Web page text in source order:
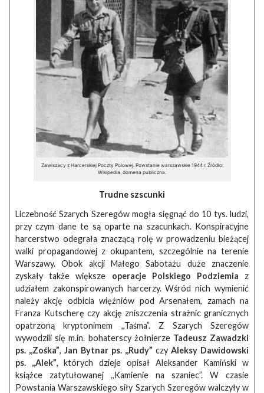
Zawiszacy z Harcerskiej Poczty Polowej. Powstanie warszawskie 1944 r. Źródło:
Wikipedia, domena publiczna.
Trudne szscunki
Liczebność Szarych Szeregów mogła sięgnąć do 10 tys. ludzi,
przy czym dane te są oparte na szacunkach. Konspiracyjne
harcerstwo odegrała znaczącą rolę w prowadzeniu bieżącej
walki propagandowej z okupantem, szczególnie na terenie
Warszawy. Obok akcji Małego Sabotażu duże znaczenie
zyskały także większe operacje Polskiego Podziemia z
udziałem zakonspirowanych harcerzy. Wśród nich wymienić
należy akcję odbicia więźniów pod Arsenałem, zamach na
Franza Kutscherę czy akcję zniszczenia strażnic granicznych
opatrzoną kryptonimem ,,Taśma”. Z Szarych Szeregów
wywodzili się m.in. bohaterscy żołnierze Tadeusz Zawadzki
ps. ,,Zośka”, Jan Bytnar ps. ,,Rudy” czy Aleksy Dawidowski
ps. ,,Alek”, których dzieje opisał Aleksander Kamiński w
książce zatytułowanej ,,Kamienie na szaniec”. W czasie
Powstania Warszawskiego siły Szarych Szeregów walczyły w